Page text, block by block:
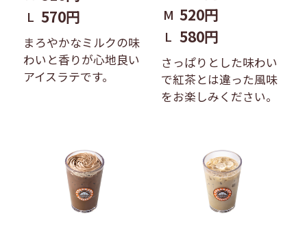
L 570円
まろやかなミルクの味
わいと香りが心地良い
アイスラテです。
M 520円
L 580円
さっぱりとした味わい
で紅茶とは違った風味
をお楽しみください。